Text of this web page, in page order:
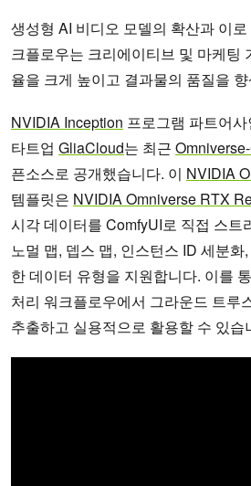
생성형 AI 비디오 모델의 확산과 이
크플로우는 크리에이티브 및 마케팅
율을 크게 높이고 결과물의 품질을
NVIDIA Inception 프로그램 파트어
타트업 GliaCloud는 최근
픈소스로 공개했습니다. 이 NVIDIA
템플릿은 NVIDIA Omniverse RTX
시각 데이터를 ComfyUI로 직접 스트
노멀 맵, 뎁스 맵, 인스턴스 ID 세분
한 데이터 유형을 지원합니다. 이를
처리 워크플로우에서 그라운드 트루
추출하고 실용적으로 활용할 수 있습